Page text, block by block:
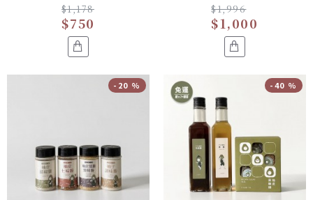
$750
$1,178
$1,000
$1,996
-20 % -40 %